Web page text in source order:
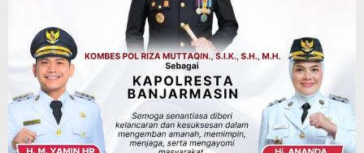
Advertorial Pemkab Balangan
Silaturahmi ke DPRD Balangan, Kapolres
AKBP Arif Mansyur Perkuat Koordinasi
Keamanan Daerah
Agustus 6, 2026